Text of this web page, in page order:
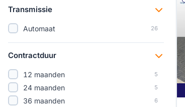
Peugeot E-5008
Peugeot E-Boxer 1
Peugeot E-Expert
Peugeot e-Partner 3
Peugeot E-Traveller
Peugeot Partner
Transmissie
Automaat 26
Contractduur
12 maanden 5
24 maanden 5
36 maanden 6